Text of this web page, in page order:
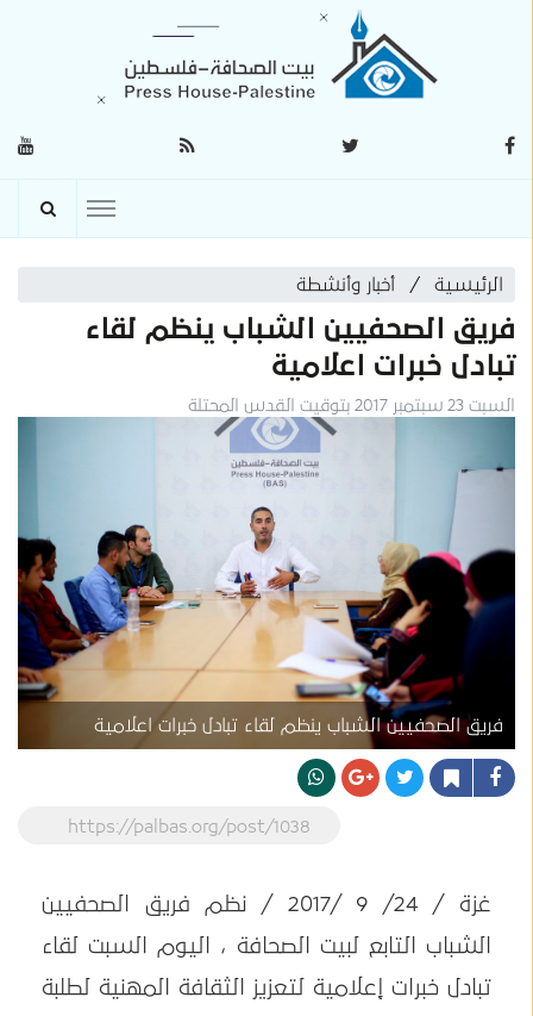
الرئيسية أخبار وأنشطة
فريق الصحفيين الشباب ينظم لقاء
تبادل خبرات اعلامية
السبت 23 سبتمبر 2017 بتوقيت القدس المحتلة
فريق الصحفيين الشباب ينظم لقاء تبادل خبرات اعلامية
https://palbas.org/post/1038
غزة / 24/ 9 /2017 / نظم فريق الصحفيين
الشباب التابع لبيت الصحافة ، اليوم السبت لقاء
تبادل خبرات إعلامية لتعزيز الثقافة المهنية لطلبة